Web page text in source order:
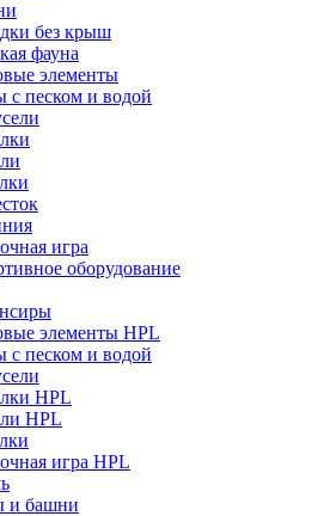
без крыш
фауна
элементы
с песком и водой
игра
оборудование
элементы HPL
с песком и водой
HPL
HPL
игра HPL
и башни